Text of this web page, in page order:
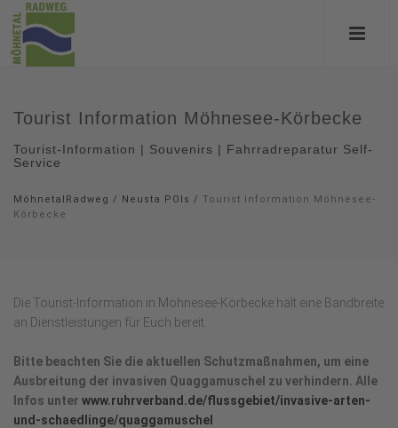
Tourist Information Möhnesee-Körbecke
Tourist-Information | Souvenirs | Fahrradreparatur Self-
Service
MöhnetalRadweg / Neusta POIs / Tourist Information Möhnesee-
Körbecke
Die Tourist-Information in Möhnesee-Körbecke hält eine Bandbreite
an Dienstleistungen für Euch bereit.
Bitte beachten Sie die aktuellen Schutzmaßnahmen, um eine
Ausbreitung der invasiven Quaggamuschel zu verhindern. Alle
Infos unter www.ruhrverband.de/flussgebiet/invasive-arten-
und-schaedlinge/quaggamuschel